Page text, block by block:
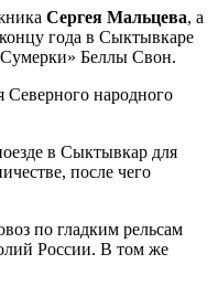
Сергея Мальцева, а
года в Сыктывкаре
Беллы Свон.
Северного народного
в Сыктывкар для
после чего
по гладким рельсам
России. В том же